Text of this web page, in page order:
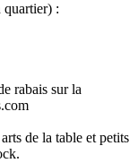
quartier) :
rabais sur la
de la table et petits